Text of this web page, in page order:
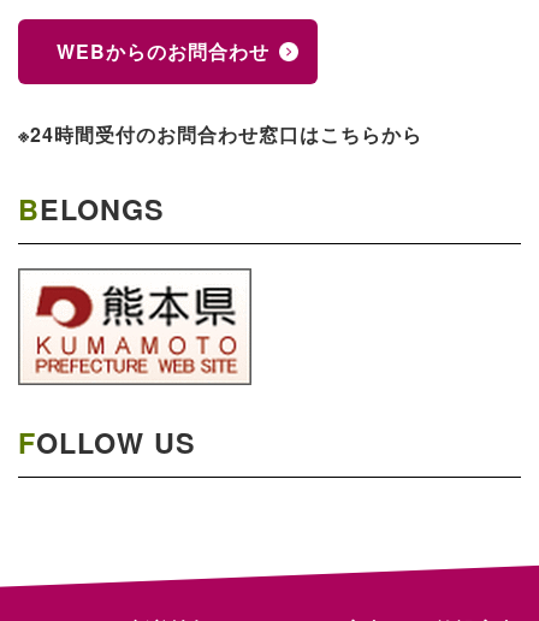
WEBからのお問合わせ
※24時間受付のお問合わせ窓口はこちらから
BELONGS
FOLLOW US